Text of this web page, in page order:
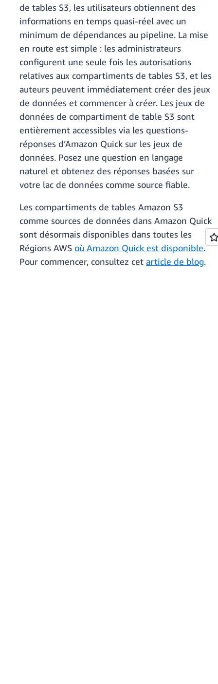
de tables S3, les utilisateurs obtiennent des
informations en temps quasi-réel avec un
minimum de dépendances au pipeline. La mise
en route est simple : les administrateurs
configurent une seule fois les autorisations
relatives aux compartiments de tables S3, et les
auteurs peuvent immédiatement créer des jeux
de données et commencer à créer. Les jeux de
données de compartiment de table S3 sont
entièrement accessibles via les questions-
réponses d’Amazon Quick sur les jeux de
données. Posez une question en langage
naturel et obtenez des réponses basées sur
votre lac de données comme source fiable.
Les compartiments de tables Amazon S3
comme sources de données dans Amazon Quick
sont désormais disponibles dans toutes les
Régions AWS où Amazon Quick est disponible.
Pour commencer, consultez cet article de blog.